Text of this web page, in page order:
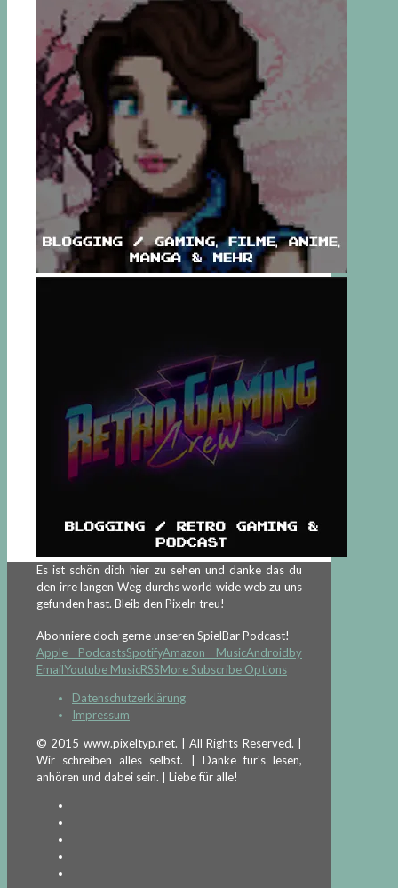
Es ist schön dich hier zu sehen und danke das du
den irre langen Weg durchs world wide web zu uns
gefunden hast. Bleib den Pixeln treu!
Abonniere doch gerne unseren SpielBar Podcast!
Apple PodcastsSpotifyAmazon MusicAndroidby
EmailYoutube MusicRSSMore Subscribe Options
Datenschutzerklärung
Impressum
© 2015 www.pixeltyp.net. | All Rights Reserved. |
Wir schreiben alles selbst. | Danke für's lesen,
anhören und dabei sein. | Liebe für alle!